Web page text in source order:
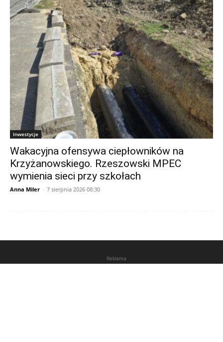
Inwestycje
Wakacyjna ofensywa ciepłowników na
Krzyżanowskiego. Rzeszowski MPEC
wymienia sieci przy szkołach
Anna Miler - 7 sierpnia 2026 08:30
Reklama